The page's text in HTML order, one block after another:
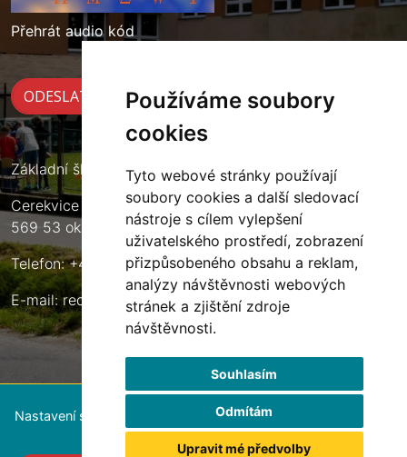
Používáme soubory
cookies
Tyto webové stránky používají
soubory cookies a další sledovací
nástroje s cílem vylepšení
uživatelského prostředí, zobrazení
přizpůsobeného obsahu a reklam,
analýzy návštěvnosti webových
stránek a zjištění zdroje
návštěvnosti.
Souhlasím
Odmítám
Upravit mé předvolby
Přehrát audio kód
Základní škola Cerekvice nad Loučnou
Cerekvice nad Loučnou 135
569 53 okres Svitavy
Telefon: +420 461 633 140
E-mail:reditel@zscerekvice.cz
Nastavení souborů cookie